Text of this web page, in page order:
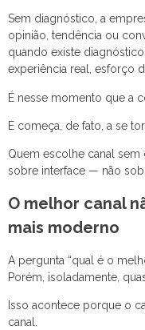
Sem diagnóstico, a
opinião, tendência ou
quando existe
experiência real, esforço
É nesse momento que a
E começa, de fato, a se
Quem escolhe canal sem
sobre interface — não
O melhor canal
mais moderno
A pergunta “qual é o
Porém, isoladamente,
Isso acontece porque o
canal.